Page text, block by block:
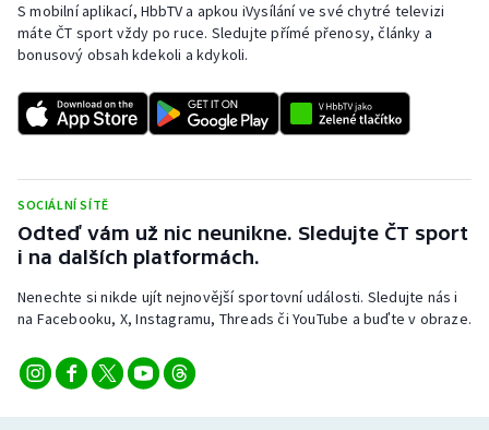
S mobilní aplikací, HbbTV a apkou iVysílání ve své chytré televizi
máte ČT sport vždy po ruce. Sledujte přímé přenosy, články a
bonusový obsah kdekoli a kdykoli.
SOCIÁLNÍ SÍTĚ
Odteď vám už nic neunikne. Sledujte ČT sport
i na dalších platformách.
Nenechte si nikde ujít nejnovější sportovní události. Sledujte nás i
na Facebooku, X, Instagramu, Threads či YouTube a buďte v obraze.